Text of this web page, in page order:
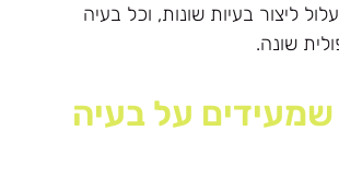
ליצור בעיות שונות, וכל בעיה
שונה.
על בעיה